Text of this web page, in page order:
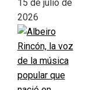
15 de julio de
2026